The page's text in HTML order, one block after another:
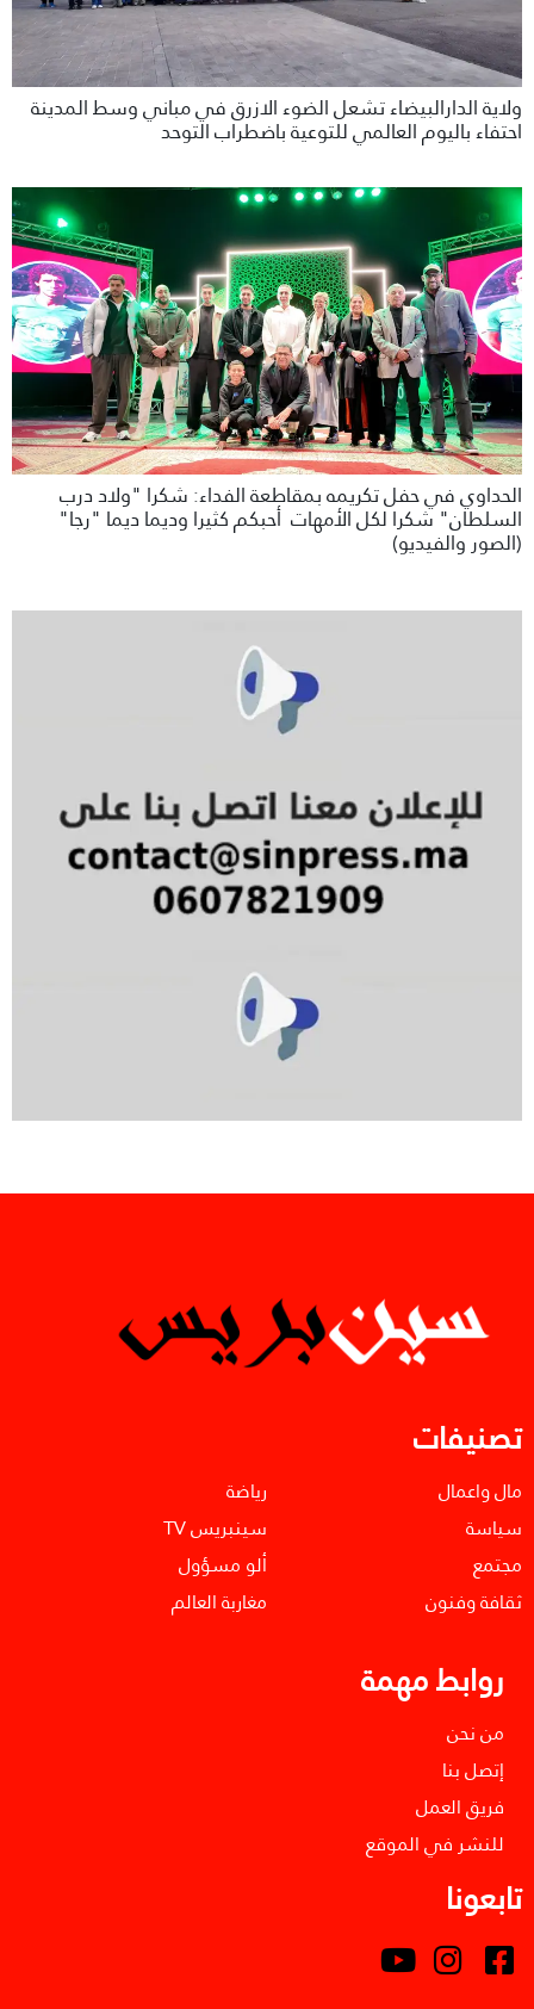
ولاية الدارالبيضاء تشعل الضوء الازرق في مباني وسط المدينة
احتفاء باليوم العالمي للتوعية باضطراب التوحد
الحداوي في حفل تكريمه بمقاطعة الفداء: شكرا "ولاد درب
السلطان" شكرا لكل الأمهات أحبكم كثيرا وديما ديما "رجا"
(الصور والفيديو)
تصنيفات
مال واعمال
سياسة
مجتمع
ثقافة وفنون
رياضة
سينبريس TV
ألو مسؤول
مغاربة العالم
روابط مهمة
من نحن
إتصل بنا
فريق العمل
للنشر في الموقع
تابعونا